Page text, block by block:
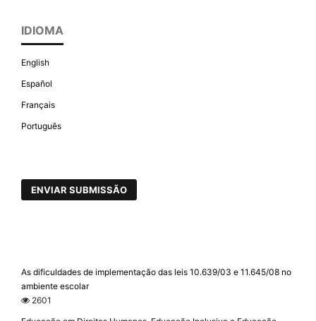
IDIOMA
English
Español
Français
Português
ENVIAR SUBMISSÃO
As dificuldades de implementação das leis 10.639/03 e 11.645/08 no
ambiente escolar
2601